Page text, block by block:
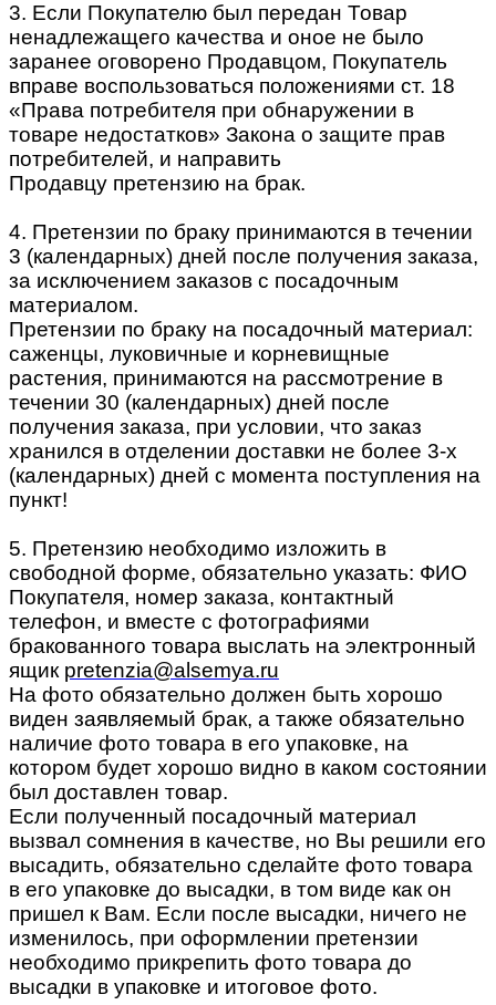
3. Если Покупателю был передан Товар
ненадлежащего качества и оное не было
заранее оговорено Продавцом, Покупатель
вправе воспользоваться положениями ст. 18
«Права потребителя при обнаружении в
товаре недостатков» Закона о защите прав
потребителей, и направить
Продавцу претензию на брак.
4. Претензии по браку принимаются в течении
3 (календарных) дней после получения заказа,
за исключением заказов с посадочным
материалом.
Претензии по браку на посадочный материал:
саженцы, луковичные и корневищные
растения, принимаются на рассмотрение в
течении 30 (календарных) дней после
получения заказа, при условии, что заказ
хранился в отделении доставки не более 3-х
(календарных) дней с момента поступления на
пункт!
5. Претензию необходимо изложить в
свободной форме, обязательно указать: ФИО
Покупателя, номер заказа, контактный
телефон, и вместе с фотографиями
бракованного товара выслать на электронный
ящик pretenzia@alsemya.ru
На фото обязательно должен быть хорошо
виден заявляемый брак, а также обязательно
наличие фото товара в его упаковке, на
котором будет хорошо видно в каком состоянии
был доставлен товар.
Если полученный посадочный материал
вызвал сомнения в качестве, но Вы решили его
высадить, обязательно сделайте фото товара
в его упаковке до высадки, в том виде как он
пришел к Вам. Если после высадки, ничего не
изменилось, при оформлении претензии
необходимо прикрепить фото товара до
высадки в упаковке и итоговое фото.